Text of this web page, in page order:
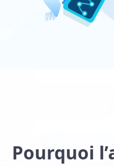
Pourquoi